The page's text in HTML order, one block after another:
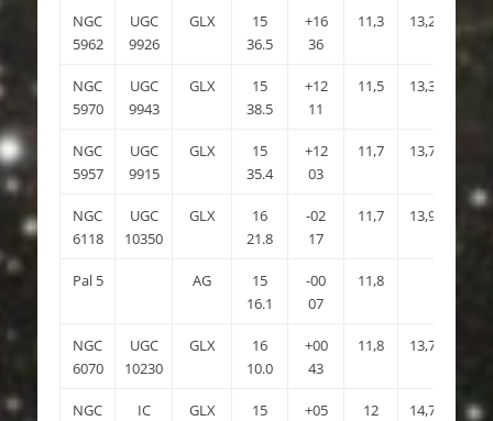
NGC
5962
UGC
9926
GLX
15
36.5
+16
36
11,3 13,2
NGC
5970
UGC
9943
GLX
15
38.5
+12
11
11,5 13,3
NGC
5957
UGC
9915
GLX
15
35.4
+12
03
11,7 13,7
NGC
6118
UGC
10350
GLX
16
21.8
-02
17
11,7 13,9
Pal 5 AG
15
16.1
-00
07
11,8
NGC
6070
UGC
10230
GLX
16
10.0
+00
43
11,8 13,7
NGC
IC
GLX
15
+05
12 14,7